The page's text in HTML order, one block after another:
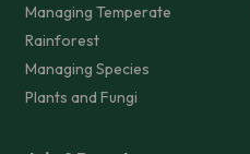
Managing Temperate
Rainforest
Managing Species
Plants and Fungi